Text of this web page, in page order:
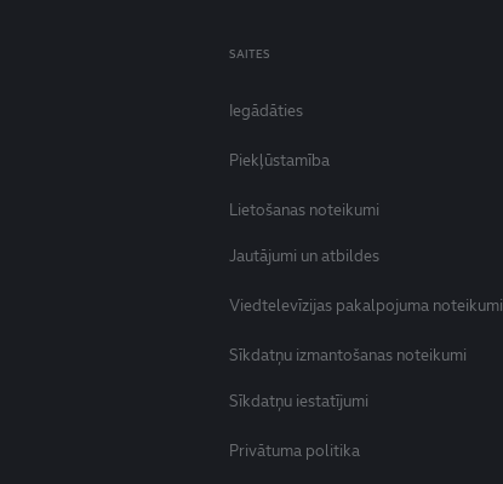
SAITES
Iegādāties
Piekļūstamība
Lietošanas noteikumi
Jautājumi un atbildes
Viedtelevīzijas pakalpojuma noteikumi
Sīkdatņu izmantošanas noteikumi
Sīkdatņu iestatījumi
Privātuma politika